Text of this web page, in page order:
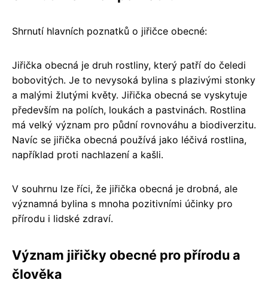
Shrnutí hlavních poznatků o jiřičce obecné:
Jiřička obecná je druh rostliny, který patří do čeledi
bobovitých. Je to nevysoká bylina s plazivými stonky
a malými žlutými květy. Jiřička obecná se vyskytuje
především na polích, loukách a pastvinách. Rostlina
má velký význam pro půdní rovnováhu a biodiverzitu.
Navíc se jiřička obecná používá jako léčivá rostlina,
například proti nachlazení a kašli.
V souhrnu lze říci, že jiřička obecná je drobná, ale
významná bylina s mnoha pozitivními účinky pro
přírodu i lidské zdraví.
Význam jiřičky obecné pro přírodu a
člověka